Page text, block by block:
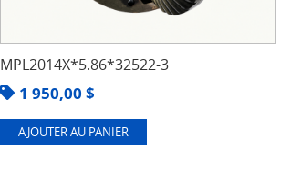
MPL2014X*5.86*32522-3
1 950,00 $
AJOUTER AU PANIER